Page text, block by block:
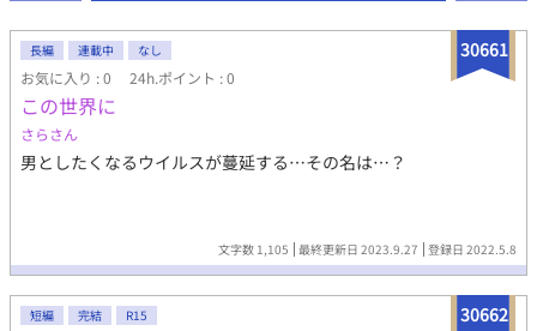
30661
長編 連載中 なし
お気に入り : 0 24h.ポイント : 0
この世界に
さらさん
男としたくなるウイルスが蔓延する…その名は…？
文字数 1,105 最終更新日 2023.9.27 登録日 2022.5.8
30662
短編 完結 R15